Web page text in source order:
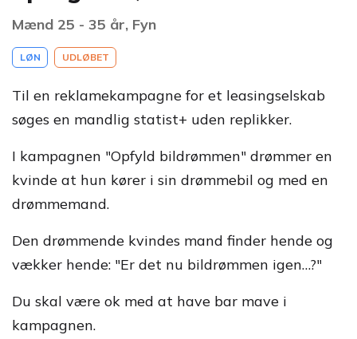
Mænd 25 - 35 år, Fyn
LØN UDLØBET
Til en reklamekampagne for et leasingselskab
søges en mandlig statist+ uden replikker.
I kampagnen "Opfyld bildrømmen" drømmer en
kvinde at hun kører i sin drømmebil og med en
drømmemand.
Den drømmende kvindes mand finder hende og
vækker hende: "Er det nu bildrømmen igen…?"
Du skal være ok med at have bar mave i
kampagnen.